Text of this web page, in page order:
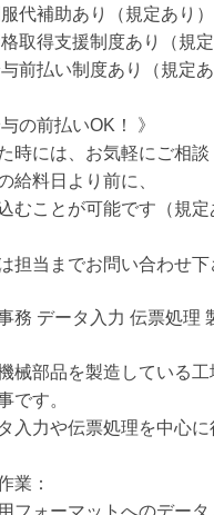
服代補助あり（規定あり）
格取得支援制度あり（規
与前払い制度あり（規定
与の前払いOK！ 》
時には、お気軽にご相
給料日より前に、
むことが可能です（規定
担当までお問い合わせ下
務 データ入力 伝票処理
械部品を製造している
です。
入力や伝票処理を中心
業：
フォーマットへのデー